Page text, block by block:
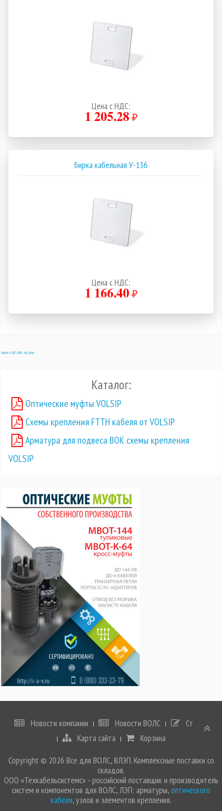
Цена с НДС:
1 205.28₽
Бирка кабельная У-136
Цена с НДС:
1 166.40₽
Joomla SEF URLs by Artio
Каталог:
Оптические муфты VOLSIP
Схемы крепления FTTH кабеля от VOLSIP
Арматура для подвеса ВОК схемы крепления
VOLSIP
Новости компании Новости ВОЛС
Статьи
Карта сайта
Корзина
Copyright © 2026 Все для ВОЛС, ВЛЭП. Комплексные поставки со
складов.
ООО «Техкабельсистемс» - российский поставщик и производитель
систем и компонентов для ВОЛС, ЛЭП: арматуры,оптического
кабеля, узлов и элементов крепления.